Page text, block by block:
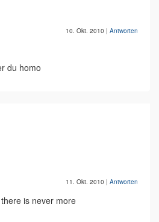
10. Okt. 2010 | Antworten
du homo
11. Okt. 2010 | Antworten
is never more